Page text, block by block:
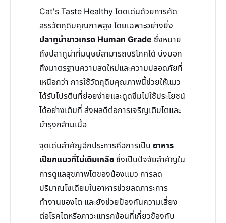
Cat's Taste Healthy โดดเด่นด้วยการคัด
สรรวัตถุดิบคุณภาพสูง โดยเฉพาะอย่างยิ่ง
ปลาทูน่าขาวเกรด Human Grade ซึ่งหมาย
ถึงปลาทูน่าที่มนุษย์สามารถบริโภคได้ บ่งบอก
ถึงมาตรฐานความสดใหม่และความปลอดภัยที่
เหนือกว่า การใช้วัตถุดิบคุณภาพนี้ช่วยให้แมว
ได้รับโปรตีนที่ย่อยง่ายและดูดซึมไปใช้ประโยชน์
ได้อย่างเต็มที่ ส่งผลดีต่อการเจริญเติบโตและ
บำรุงกล้ามเนื้อ
จุดเด่นสำคัญอีกประการคือการเป็น อาหาร
เปียกแมวที่ไม่เติมเกลือซึ่งเป็นปัจจัยสำคัญใน
การดูแลสุขภาพไตของน้องแมว การลด
ปริมาณโซเดียมในอาหารช่วยลดภาระการ
ทำงานของไต และยังช่วยป้องกันความเสี่ยง
ต่อโรคไตหรือภาวะแทรกซ้อนที่เกี่ยวข้องกับ